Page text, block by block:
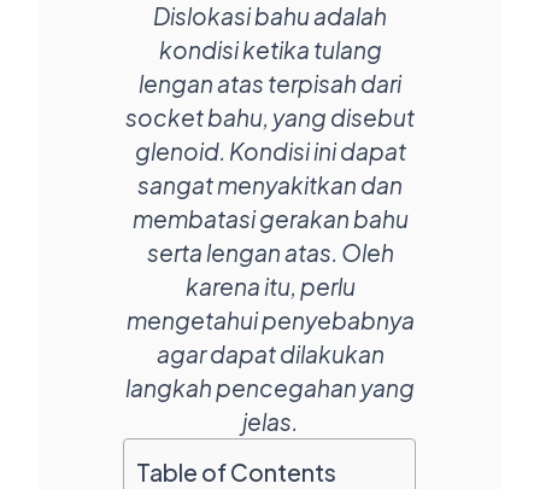
Dislokasi bahu adalah
kondisi ketika tulang
lengan atas terpisah dari
socket bahu, yang disebut
glenoid. Kondisi ini dapat
sangat menyakitkan dan
membatasi gerakan bahu
serta lengan atas. Oleh
karena itu, perlu
mengetahui penyebabnya
agar dapat dilakukan
langkah pencegahan yang
jelas.
Table of Contents